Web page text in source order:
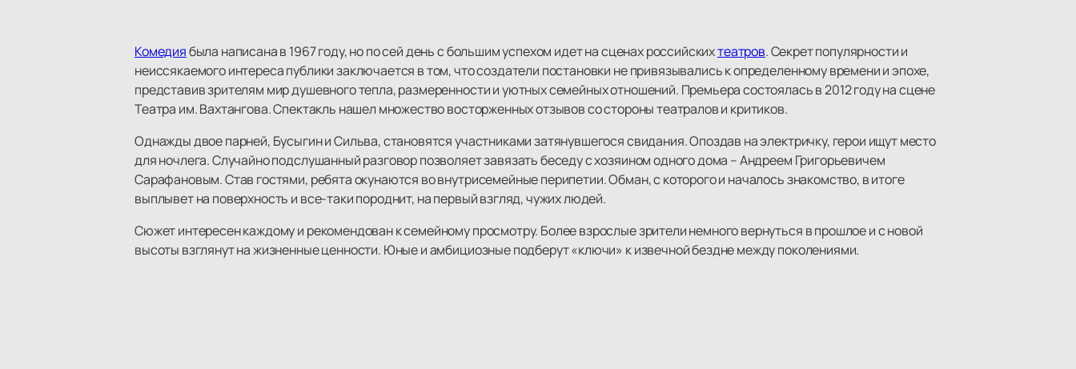
Комедиябыла написана в 1967 году, но по сей день с большим успехом идет на сценах российскихтеатров. Секрет популярности и
неиссякаемого интереса публики заключается в том, что создатели постановки не привязывались к определенному времени и эпохе,
представив зрителям мир душевного тепла, размеренности и уютных семейных отношений. Премьера состоялась в 2012 году на сцене
Театра им. Вахтангова. Спектакль нашел множество восторженных отзывов со стороны театралов и критиков.
Однажды двое парней, Бусыгин и Сильва, становятся участниками затянувшегося свидания. Опоздав на электричку, герои ищут место
для ночлега. Случайно подслушанный разговор позволяет завязать беседу с хозяином одного дома – Андреем Григорьевичем
Сарафановым. Став гостями, ребята окунаются во внутрисемейные перипетии. Обман, с которого и началось знакомство, в итоге
выплывет на поверхность и все-таки породнит, на первый взгляд, чужих людей.
Сюжет интересен каждому и рекомендован к семейному просмотру. Более взрослые зрители немного вернуться в прошлое и с новой
высоты взглянут на жизненные ценности. Юные и амбициозные подберут «ключи» к извечной бездне между поколениями.